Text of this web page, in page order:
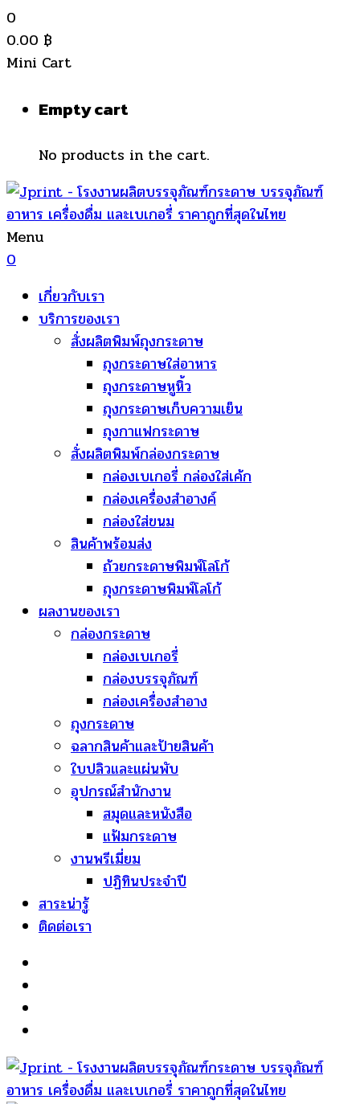
0
0.00 ฿
Mini Cart
Empty cart
No products in the cart.
Menu
0
เกี่ยวกับเรา
บริการของเรา
สั่งผลิตพิมพ์ถุงกระดาษ
ถุงกระดาษใส่อาหาร
ถุงกระดาษหูหิ้ว
ถุงกระดาษเก็บความเย็น
ถุงกาแฟกระดาษ
สั่งผลิตพิมพ์กล่องกระดาษ
กล่องเบเกอรี่ กล่องใส่เค้ก
กล่องเครื่องสำอางค์
กล่องใส่ขนม
สินค้าพร้อมส่ง
ถ้วยกระดาษพิมพ์โลโก้
ถุงกระดาษพิมพ์โลโก้
ผลงานของเรา
กล่องกระดาษ
กล่องเบเกอรี่
กล่องบรรจุภัณฑ์
กล่องเครื่องสำอาง
ถุงกระดาษ
ฉลากสินค้าและป้ายสินค้า
ใบปลิวและแผ่นพับ
อุปกรณ์สำนักงาน
สมุดและหนังสือ
แฟ้มกระดาษ
งานพรีเมี่ยม
ปฏิทินประจำปี
สาระน่ารู้
ติดต่อเรา